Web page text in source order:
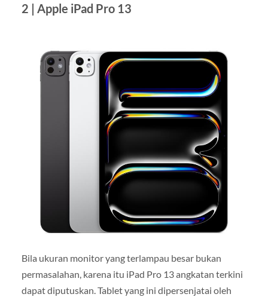
2 | Apple iPad Pro 13
Bila ukuran monitor yang terlampau besar bukan
permasalahan, karena itu iPad Pro 13 angkatan terkini
dapat diputuskan. Tablet yang ini dipersenjatai oleh